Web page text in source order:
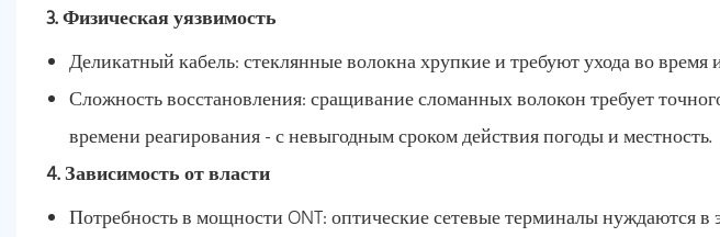
3. Физическая уязвимость
Деликатный кабель: стеклянные волокна хрупкие и требуют ухода во время
Сложность восстановления: сращивание сломанных волокон требует
времени реагирования - с невыгодным сроком действия погоды и местность.
4. Зависимость от власти
Потребность в мощности ONT: оптические сетевые терминалы нуждаются